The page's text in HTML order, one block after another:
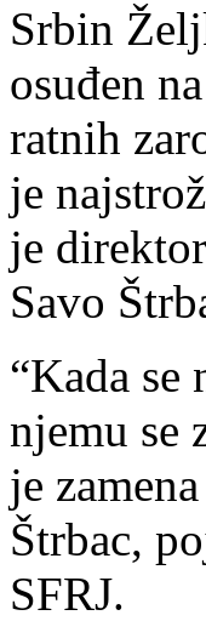
Srbin
osuđen
ratnih
je
je
Savo
“Kada se
njemu se
je
Štrbac,
SFRJ.